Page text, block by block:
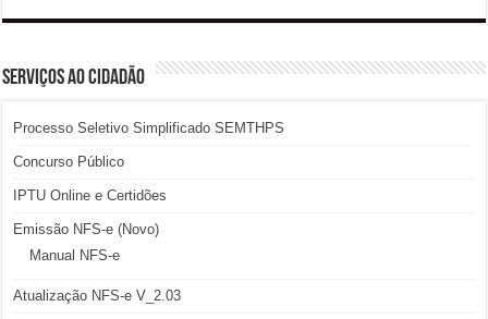
SERVIÇOS AO CIDADÃO
Processo Seletivo Simplificado SEMTHPS
Concurso Público
IPTU Online e Certidões
Emissão NFS-e (Novo)
Manual NFS-e
Atualização NFS-e V_2.03